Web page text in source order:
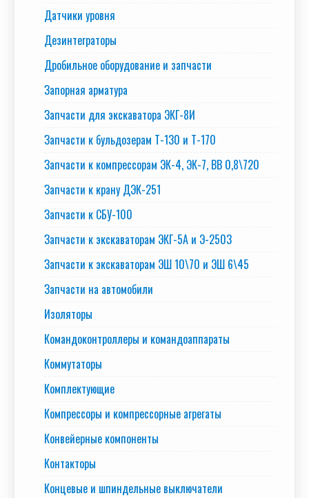
Датчики уровня
Дезинтеграторы
Дробильное оборудование и запчасти
Запорная арматура
Запчасти для экскаватора ЭКГ-8И
Запчасти к бульдозерам Т-130 и Т-170
Запчасти к компрессорам ЭК-4, ЭК-7, ВВ 0,8\720
Запчасти к крану ДЭК-251
Запчасти к СБУ-100
Запчасти к экскаваторам ЭКГ-5А и Э-2503
Запчасти к экскаваторам ЭШ 10\70 и ЭШ 6\45
Запчасти на автомобили
Изоляторы
Командоконтроллеры и командоаппараты
Коммутаторы
Комплектующие
Компрессоры и компрессорные агрегаты
Конвейерные компоненты
Контакторы
Концевые и шпиндельные выключатели